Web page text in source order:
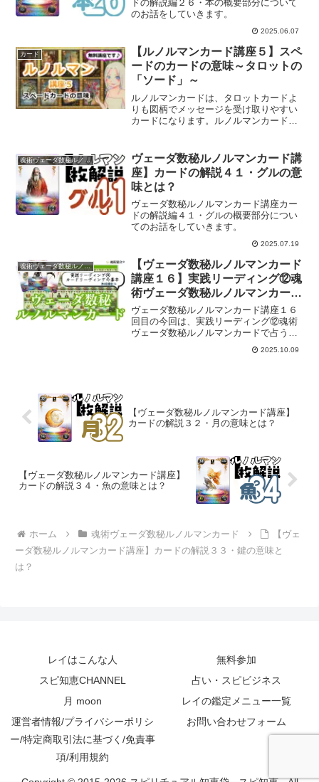
ドの解説編２６・本の概要部分について
のお話をしていきます。
2025.06.07
カード
【ルノルマンカード講座５】スペ
ードのカードの意味～タロットの
「ソード」～
ルノルマンカードは、タロットカードよ
りも図柄でメッセージを受け取りやすい
カードになります。ルノルマンカードを
回目です。
魂術ヴェーダ数秘ルノルマンカード
ヴェーダ数秘ルノルマンカード講
座】カードの解説４１・グルの意
味とは？
ヴェーダ数秘ルノルマンカード講座カー
ドの解説編４１・グルの概要部分につい
てのお話をしていきます。
2025.07.19
魂術ヴェーダ数秘ルノルマンカード
【ヴェーダ数秘ルノルマンカード
講座１６】実践リーディング⑫魂
術ヴェーダ数秘ルノルマンカード
で占うときの心構え
ヴェーダ数秘ルノルマンカード講座１６
回目の今回は、実践リーディング⑫魂術
ヴェーダ数秘ルノルマンカードで占うと
きの心構えについてのお話をしていきま
2025.10.09
【ヴェーダ数秘ルノルマンカード講座】
カードの解説３２・月の意味とは？
【ヴェーダ数秘ルノルマンカード講座】
カードの解説３４・魚の意味とは？
ホーム 魂術ヴェーダ数秘ルノルマンカード
【ヴェ
ーダ数秘ルノルマンカード講座】カードの解説３３・鍵の意味と
は？
レイはこんな人
無料参加
スピ知恵CHANNEL
占い・スピビジネス
月 moon
レイの鑑定メニュー一覧
運営者情報/プライバシーポリシ
ー/特定商取引法に基づく/免責事
項/利用規約
お問い合わせフォーム